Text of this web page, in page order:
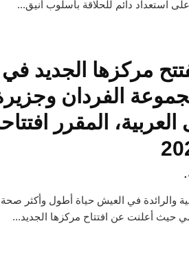
استعداد دائم للحلاقة بأسلوب أنيق...
مركزها الجديد في
الفردان
المقرر
والرائدة في العيش حياة أطول وأكثر صحة
حيث أعلنت عن افتتاح مركزها الجديد...